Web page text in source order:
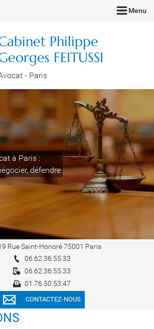
Menu
Philippe
FEITUSSI
- Paris
à Paris :
défendre
Rue Saint-Honoré 75001 Paris
06.62.36.55.33
06.62.36.55.33
01.76.50.53.47
CONTACTEZ-NOUS